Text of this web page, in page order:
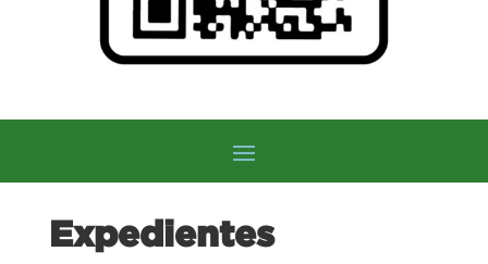
Expedientes